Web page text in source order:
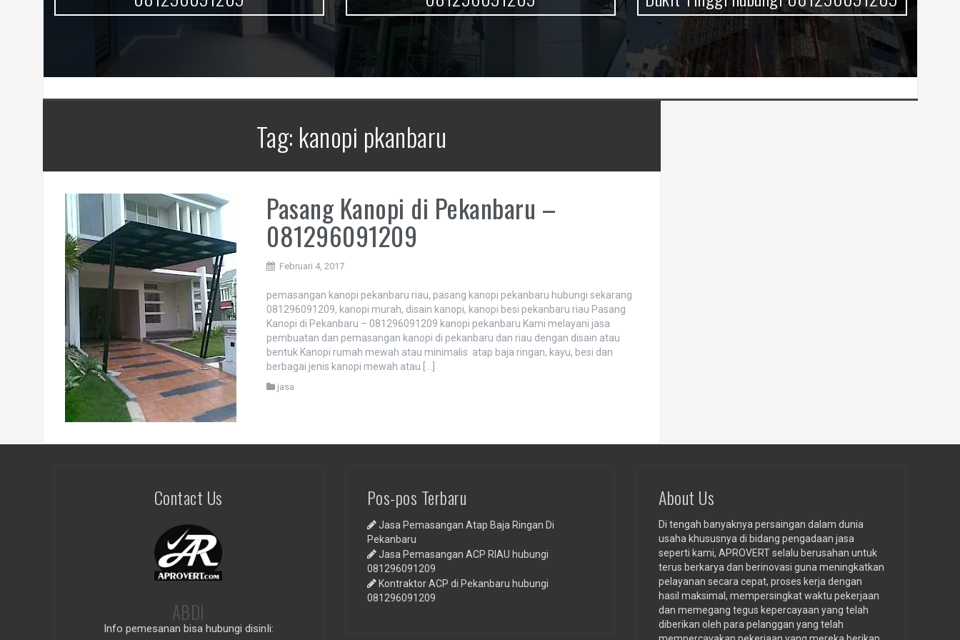
Tag: kanopi pkanbaru
Pasang Kanopi di Pekanbaru –
081296091209
Februari 4, 2017
pemasangan kanopi pekanbaru riau, pasang kanopi pekanbaru hubungi sekarang
081296091209, kanopi murah, disain kanopi, kanopi besi pekanbaru riau Pasang
Kanopi di Pekanbaru – 081296091209 kanopi pekanbaru Kami melayani jasa
pembuatan dan pemasangan kanopi di pekanbaru dan riau dengan disain atau
bentuk Kanopi rumah mewah atau minimalis atap baja ringan, kayu, besi dan
berbagai jenis kanopi mewah atau […]
jasa
Contact Us
ABDI
Info pemesanan bisa hubungi disinIi:
Pos-pos Terbaru
Jasa Pemasangan Atap Baja Ringan Di
Pekanbaru
Jasa Pemasangan ACP RIAU hubungi
081296091209
Kontraktor ACP di Pekanbaru hubungi
081296091209
About Us
Di tengah banyaknya persaingan dalam dunia
usaha khususnya di bidang pengadaan jasa
seperti kami, APROVERT selalu berusahan untuk
terus berkarya dan berinovasi guna meningkatkan
pelayanan secara cepat, proses kerja dengan
hasil maksimal, mempersingkat waktu pekerjaan
dan memegang tegus kepercayaan yang telah
diberikan oleh para pelanggan yang telah